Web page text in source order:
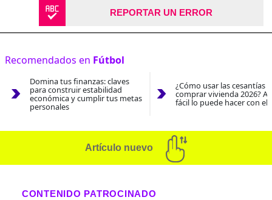
REPORTAR UN ERROR
Recomendados en Fútbol
Domina tus finanzas: claves
para construir estabilidad
económica y cumplir tus metas
personales
¿Cómo usar las cesantías
comprar vivienda 2026?
fácil lo puede hacer con el
Artículo nuevo
CONTENIDO PATROCINADO